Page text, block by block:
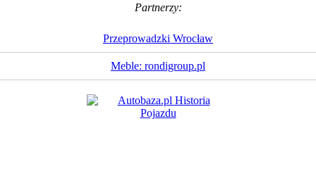
Partnerzy:
Przeprowadzki Wrocław
Meble: rondigroup.pl